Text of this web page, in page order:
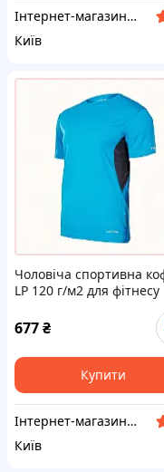
Інтернет-магазин ShopNow
Київ
Чоловіча спортивна
LP 120 г/м2 для фітнесу
677₴
Купити
Інтернет-магазин ShopNow
Київ